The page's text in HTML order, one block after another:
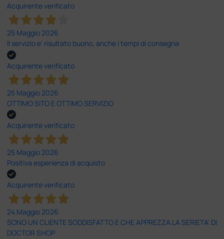
Acquirente verificato
25 Maggio 2026
Il servizio e’ risultato buono, anche i tempi di consegna
Acquirente verificato
25 Maggio 2026
OTTIMO SITO E OTTIMO SERVIZIO
Acquirente verificato
25 Maggio 2026
Positiva esperienza di acquisto
Acquirente verificato
24 Maggio 2026
SONO UN CLIENTE SODDISFATTO E CHE APPREZZA LA SERIETA' DI
DOCTOR SHOP